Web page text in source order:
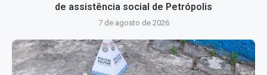
de assistência social de Petrópolis
7 de agosto de 2026